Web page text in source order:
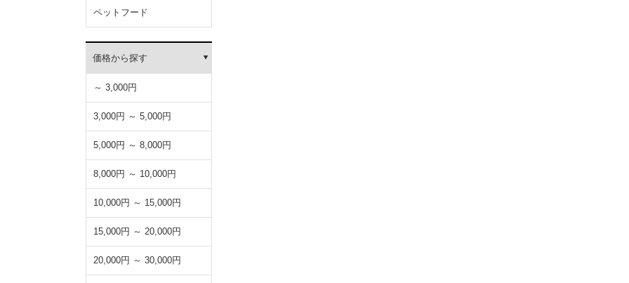
ペットフード
価格から探す
～ 3,000円
3,000円 ～ 5,000円
5,000円 ～ 8,000円
8,000円 ～ 10,000円
10,000円 ～ 15,000円
15,000円 ～ 20,000円
20,000円 ～ 30,000円